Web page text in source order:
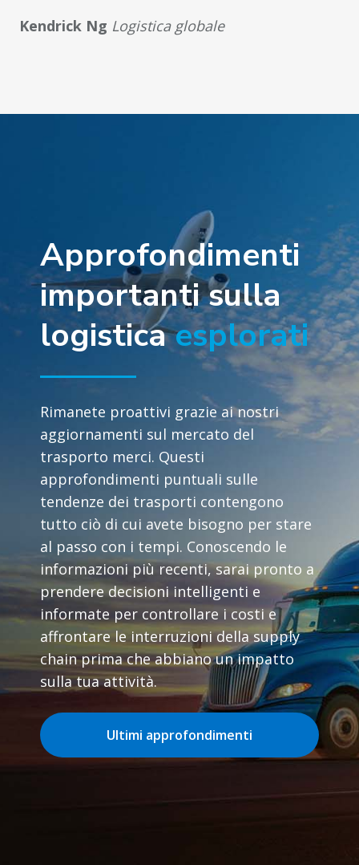
Kendrick Ng Logistica globale
Approfondimenti
importanti sulla
logisticaesplorati
Rimanete proattivi grazie ai nostri
aggiornamenti sul mercato del
trasporto merci. Questi
approfondimenti puntuali sulle
tendenze dei trasporti contengono
tutto ciò di cui avete bisogno per stare
al passo con i tempi. Conoscendo le
informazioni più recenti, sarai pronto a
prendere decisioni intelligenti e
informate per controllare i costi e
affrontare le interruzioni della supply
chain prima che abbiano un impatto
sulla tua attività.
Ultimi approfondimenti